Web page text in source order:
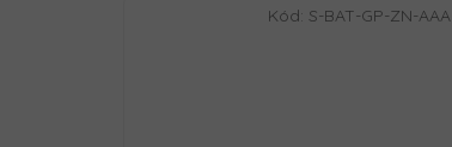
Kód: S-BAT-GP-ZN-AAA